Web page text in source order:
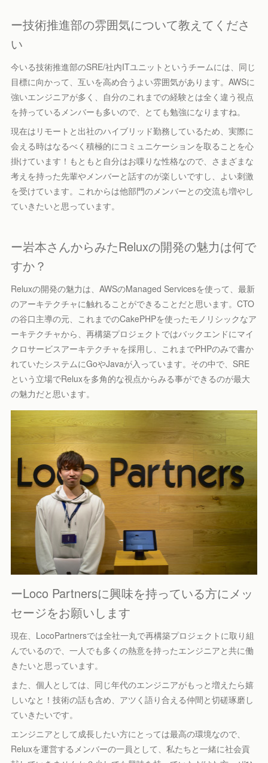
ー技術推進部の雰囲気について教えてくださ
い
今いる技術推進部のSRE/社内ITユニットというチームには、同じ
目標に向かって、互いを高め合うよい雰囲気があります。AWSに
強いエンジニアが多く、自分のこれまでの経験とは全く違う視点
を持っているメンバーも多いので、とても勉強になりますね。
現在はリモートと出社のハイブリッド勤務しているため、実際に
会える時はなるべく積極的にコミュニケーションを取ることを心
掛けています！もともと自分はお喋りな性格なので、さまざまな
考えを持った先輩やメンバーと話すのが楽しいですし、よい刺激
を受けています。これからは他部門のメンバーとの交流も増やし
ていきたいと思っています。
ー岩本さんからみたReluxの開発の魅力は何で
すか？
Reluxの開発の魅力は、AWSのManaged Servicesを使って、最新
のアーキテクチャに触れることができることだと思います。CTO
の谷口主導の元、これまでのCakePHPを使ったモノリシックなア
ーキテクチャから、再構築プロジェクトではバックエンドにマイ
クロサービスアーキテクチャを採用し、これまでPHPのみで書か
れていたシステムにGoやJavaが入っています。その中で、SRE
という立場でReluxを多角的な視点からみる事ができるのが最大
の魅力だと思います。
ーLoco Partnersに興味を持っている方にメッ
セージをお願いします
現在、LocoPartnersでは全社一丸で再構築プロジェクトに取り組
んでいるので、一人でも多くの熱意を持ったエンジニアと共に働
きたいと思っています。
また、個人としては、同じ年代のエンジニアがもっと増えたら嬉
しいなと！技術の話も含め、アツく語り合える仲間と切磋琢磨し
ていきたいです。
エンジニアとして成長したい方にとっては最高の環境なので、
Reluxを運営するメンバーの一員として、私たちと一緒に社会貢